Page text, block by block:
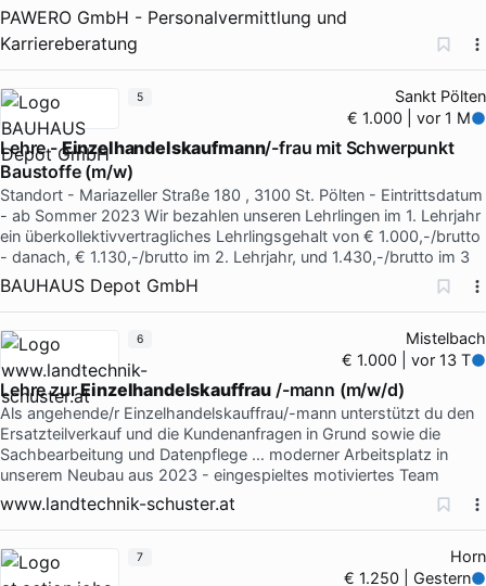
PAWERO GmbH - Personalvermittlung und
Karriereberatung
Sankt Pölten
€ 1.000 | vor 1 M
Lehre -Einzelhandelskaufmann/-frau mit Schwerpunkt
Baustoffe (m/w)
Standort - Mariazeller Straße 180 , 3100 St. Pölten - Eintrittsdatum
- ab Sommer 2023 Wir bezahlen unseren Lehrlingen im 1. Lehrjahr
ein überkollektivvertragliches Lehrlingsgehalt von € 1.000,-/brutto
- danach, € 1.130,-/brutto im 2. Lehrjahr, und 1.430,-/brutto im 3
BAUHAUS Depot GmbH
5
Mistelbach
€ 1.000 | vor 13 T
Lehre zurEinzelhandelskauffrau /-mann (m/w/d)
Als angehende/r Einzelhandelskauffrau/-mann unterstützt du den
Ersatzteilverkauf und die Kundenanfragen in Grund sowie die
Sachbearbeitung und Datenpflege … moderner Arbeitsplatz in
unserem Neubau aus 2023 - eingespieltes motiviertes Team
www.landtechnik-schuster.at
6
Horn
€ 1.250 | Gestern
7